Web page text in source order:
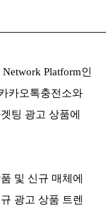
Platform인
카오톡충전소와
팅 광고 상품에
및 신규 매체에
광고 상품 트렌